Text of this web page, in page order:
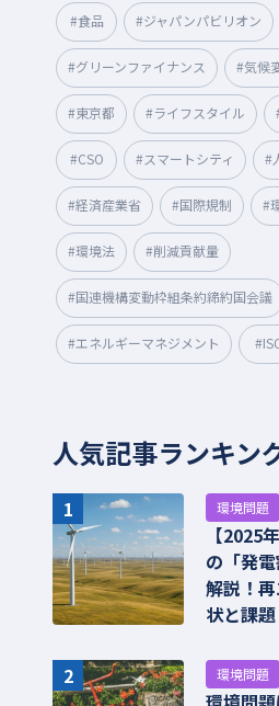
#食品 #ジャパンパビリオン
#グリーンファイナンス #気候
#東京都 #ライフスタイル
#CSO #スマートシティ #
#経済産業省 #国際規制 #
#環境法 #削減貢献量
#国連機構変動枠組条約締約国会議
#エネルギーマネジメント
人気記事ランキン
1 環境問題
【2025
の「発
解説！
状と課題
2 環境問題